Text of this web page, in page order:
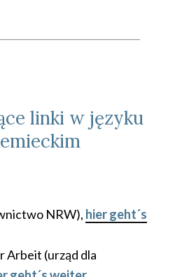
linki w języku
NRW), hier geht´s
Arbeit (urząd dla